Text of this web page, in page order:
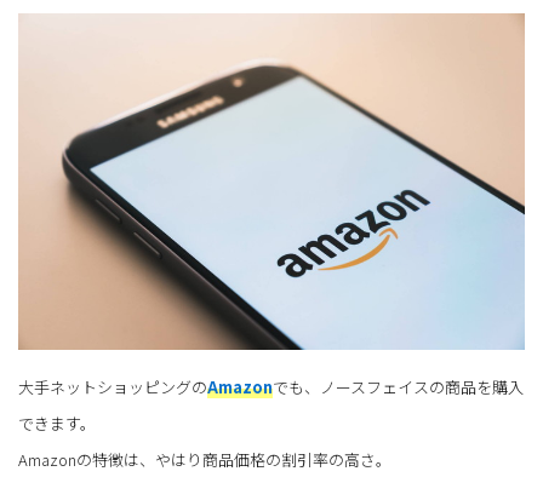
大手ネットショッピングのAmazonでも、ノースフェイスの商品を購入
できます。
Amazonの特徴は、やはり商品価格の割引率の高さ。